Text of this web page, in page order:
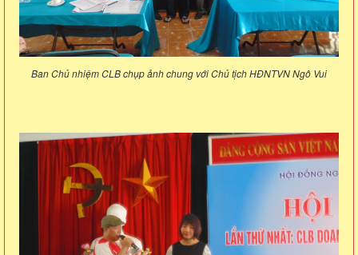
Ban Chủ nhiệm CLB chụp ảnh chung với Chủ tịch HĐNTVN Ngô Vui